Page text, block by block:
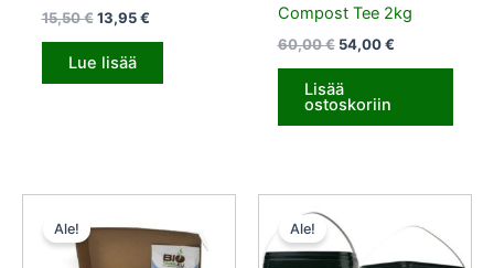
15,50€ 13,95€
Lue lisää
Compost Tee 2kg
60,00€ 54,00€
Lisää
ostoskoriin
Ale!
57,00 €.51,30 €.
Ale!
hinta
oli:
19,50 €.17,55 €.